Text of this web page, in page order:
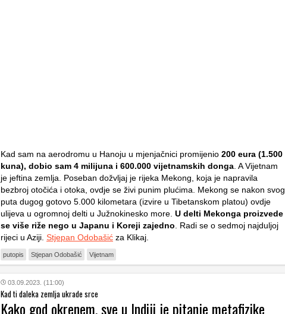
Kad sam na aerodromu u Hanoju u mjenjačnici promijenio 200 eura (1.500
kuna), dobio sam 4 milijuna i 600.000 vijetnamskih donga . A Vijetnam
je jeftina zemlja. Poseban dožvljaj je rijeka Mekong, koja je napravila
bezbroj otočića i otoka, ovdje se živi punim plućima. Mekong se nakon svog
puta dugog gotovo 5.000 kilometara (izvire u Tibetanskom platou) ovdje
ulijeva u ogromnoj delti u Južnokinesko more. U delti Mekonga proizvede
se više riže nego u Japanu i Koreji zajedno . Radi se o sedmoj najduljoj
rijeci u Aziji. Stjepan Odobašić za Klikaj.
putopis Stjepan Odobašić Vijetnam
03.09.2023. (11:00)
Kad ti daleka zemlja ukrade srce
Kako god okrenem, sve u Indiji je pitanje metafizike